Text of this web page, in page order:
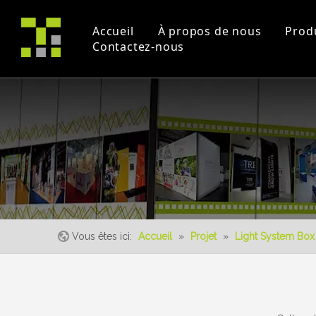
Accueil À propos de nous
Contactez-nous
Vous êtes ici: Accueil » Projet » Light System Box